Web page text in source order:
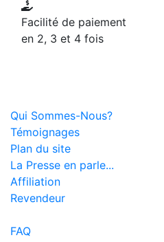
Facilité de paiement
en 2, 3 et 4 fois
Qui Sommes-Nous?
Témoignages
Plan du site
La Presse en parle...
Affiliation
Revendeur
FAQ